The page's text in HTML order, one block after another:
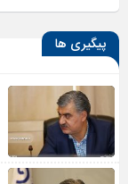
پیگیری ها